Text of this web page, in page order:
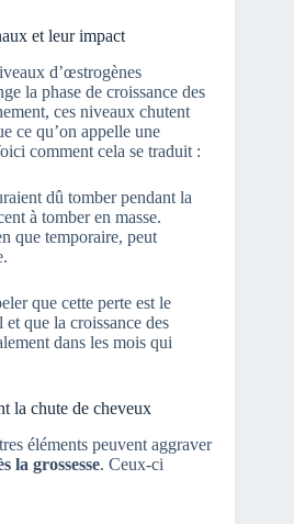
et leur impact
d’œstrogènes
la phase de croissance des
ces niveaux chutent
ce qu’on appelle une
comment cela se traduit :
dû tomber pendant la
à tomber en masse.
que temporaire, peut
que cette perte est le
que la croissance des
dans les mois qui
la chute de cheveux
éléments peuvent aggraver
la grossesse. Ceux-ci